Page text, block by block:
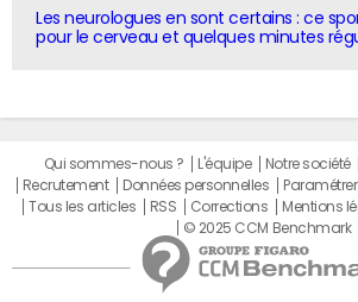
Les neurologues en sont certains : ce
pour le cerveau et quelques minutes
Qui sommes-nous ? L'équipe Notre société
Recrutement
Données personnelles
Tous les articles
RSS Corrections Mentions
© 2025 CCM Benchmark